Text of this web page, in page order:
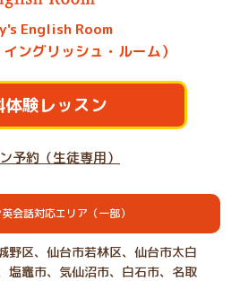
English Room
イングリッシュ・ルーム）
体験レッスン
予約（生徒専用）
会話対応エリア（一部）
野区、仙台市若林区、仙台市太白
塩竈市、気仙沼市、白石市、名取